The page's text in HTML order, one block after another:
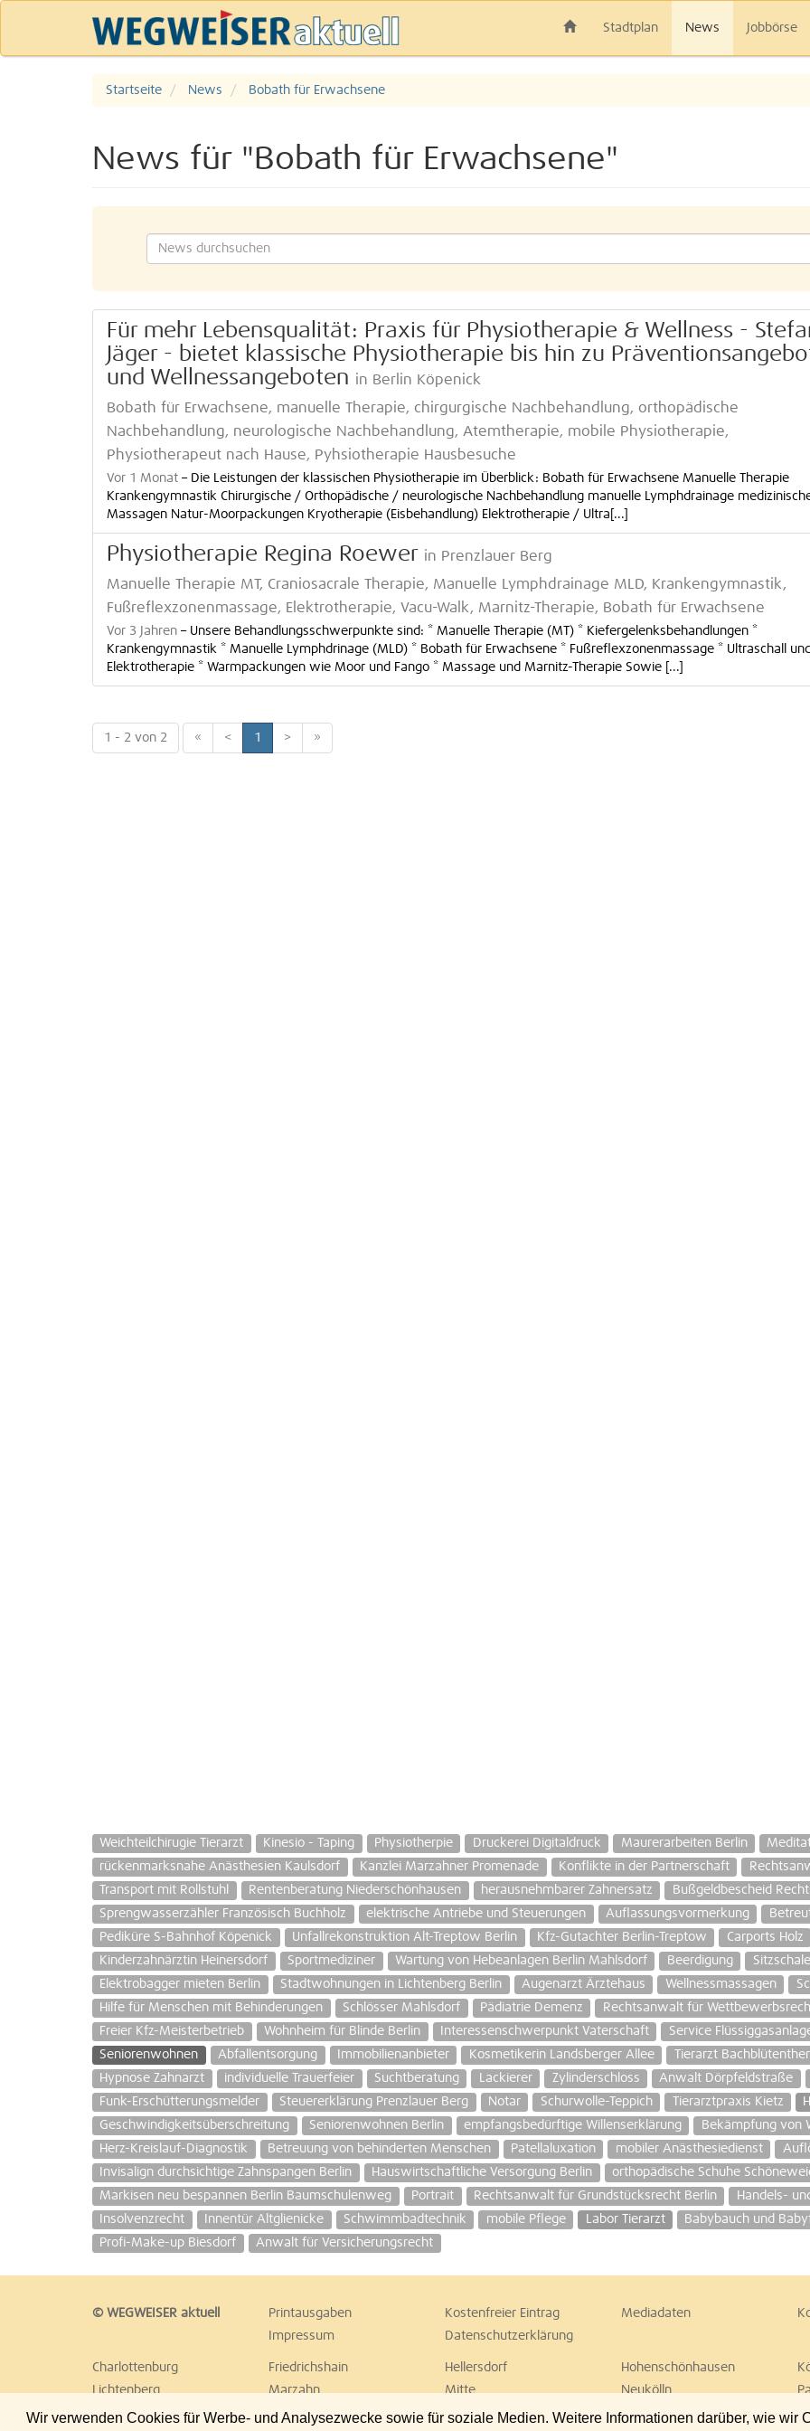
Wir verwenden Cookies für Werbe- und Analysezwecke sowie für soziale Medien. Weitere Informationen darüber, wie wir
Stadtplan News Jobbörse
Startseite News Bobath für Erwachsene
News für "Bobath für Erwachsene"
Für mehr Lebensqualität: Praxis für Physiotherapie & Wellness -
Jäger - bietet klassische Physiotherapie bis hin zu
und Wellnessangeboten in Berlin Köpenick
Bobath für Erwachsene, manuelle Therapie, chirgurgische Nachbehandlung, orthopädische
Nachbehandlung, neurologische Nachbehandlung, Atemtherapie, mobile Physiotherapie,
Physiotherapeut nach Hause, Pyhsiotherapie Hausbesuche
Vor 1 Monat – Die Leistungen der klassischen Physiotherapie im Überblick: Bobath für Erwachsene Manuelle Therapie
Krankengymnastik Chirurgische / Orthopädische / neurologische Nachbehandlung manuelle Lymphdrainage
Massagen Natur-Moorpackungen Kryotherapie (Eisbehandlung) Elektrotherapie / Ultra[...]
Physiotherapie Regina Roewer in Prenzlauer Berg
Manuelle Therapie MT, Craniosacrale Therapie, Manuelle Lymphdrainage MLD, Krankengymnastik,
Fußreflexzonenmassage, Elektrotherapie, Vacu-Walk, Marnitz-Therapie, Bobath für Erwachsene
Vor 3 Jahren – Unsere Behandlungsschwerpunkte sind: * Manuelle Therapie (MT) * Kiefergelenksbehandlungen *
Krankengymnastik * Manuelle Lymphdrinage (MLD) * Bobath für Erwachsene * Fußreflexzonenmassage * Ultraschall
Elektrotherapie * Warmpackungen wie Moor und Fango * Massage und Marnitz-Therapie Sowie [...]
1 - 2 von 2 « < 1 > »
Weichteilchirugie Tierarzt Kinesio - Taping Physiotherpie Druckerei Digitaldruck Maurerarbeiten Berlin
rückenmarksnahe Anästhesien Kaulsdorf
Kanzlei Marzahner Promenade Konflikte in der Partnerschaft
Transport mit Rollstuhl
Rentenberatung Niederschönhausen herausnehmbarer Zahnersatz
Bußgeldbescheid
Sprengwasserzähler Französisch Buchholz
elektrische Antriebe und Steuerungen Auflassungsvormerkung
Pediküre S-Bahnhof Köpenick
Unfallrekonstruktion Alt-Treptow Berlin Kfz-Gutachter Berlin-Treptow Carports Holz
Kinderzahnärztin Heinersdorf
Sportmediziner Wartung von Hebeanlagen Berlin Mahlsdorf Beerdigung
Elektrobagger mieten Berlin
Stadtwohnungen in Lichtenberg Berlin Augenarzt Ärztehaus Wellnessmassagen
Hilfe für Menschen mit Behinderungen
Schlösser Mahlsdorf Pädiatrie Demenz Rechtsanwalt für
Freier Kfz-Meisterbetrieb
Wohnheim für Blinde Berlin Interessenschwerpunkt Vaterschaft Service
Seniorenwohnen
Abfallentsorgung Immobilienanbieter Kosmetikerin Landsberger Allee Tierarzt
Hypnose Zahnarzt
individuelle Trauerfeier Suchtberatung Lackierer Zylinderschloss Anwalt Dörpfeldstraße
Funk-Erschütterungsmelder
Steuererklärung Prenzlauer Berg Notar Schurwolle-Teppich Tierarztpraxis Kietz
Geschwindigkeitsüberschreitung
Seniorenwohnen Berlin empfangsbedürftige Willenserklärung Bekämpfung von
Herz-Kreislauf-Diagnostik
Betreuung von behinderten Menschen Patellaluxation mobiler Anästhesiedienst
Invisalign durchsichtige Zahnspangen Berlin
Hauswirtschaftliche Versorgung Berlin orthopädische Schuhe
Markisen neu bespannen Berlin Baumschulenweg
Portrait Rechtsanwalt für Grundstücksrecht Berlin Handels-
Insolvenzrecht
Innentür Altglienicke Schwimmbadtechnik mobile Pflege Labor Tierarzt Babybauch und
Profi-Make-up Biesdorf
Anwalt für Versicherungsrecht
© WEGWEISER aktuell Printausgaben Kostenfreier Eintrag Mediadaten
Impressum
Datenschutzerklärung
Charlottenburg Friedrichshain Hellersdorf Hohenschönhausen
Lichtenberg
Marzahn Mitte Neukölln
Reinickendorf
Schöneberg Spandau Steglitz